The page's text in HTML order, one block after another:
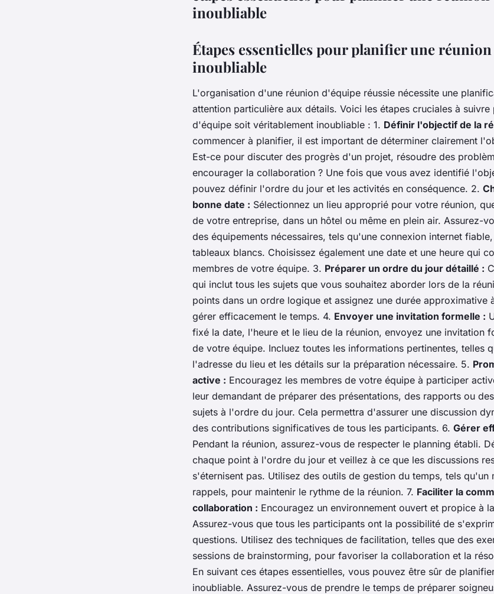
inoubliable
Étapes essentielles pour planifier une
inoubliable
L'organisation d'une réunion d'équipe réussie nécessite une
attention particulière aux détails. Voici les étapes cruciales à
d'équipe soit véritablement inoubliable : 1. Définir l'objectif de la
commencer à planifier, il est important de déterminer clairement
Est-ce pour discuter des progrès d'un projet, résoudre des
encourager la collaboration ? Une fois que vous avez identifié
pouvez définir l'ordre du jour et les activités en conséquence. 2.
bonne date : Sélectionnez un lieu approprié pour votre réunion,
de votre entreprise, dans un hôtel ou même en plein air. Assurez-
des équipements nécessaires, tels qu'une connexion internet
tableaux blancs. Choisissez également une date et une heure qui
membres de votre équipe. 3. Préparer un ordre du jour détaillé :
qui inclut tous les sujets que vous souhaitez aborder lors de la
points dans un ordre logique et assignez une durée approximative
gérer efficacement le temps. 4. Envoyer une invitation formelle :
fixé la date, l'heure et le lieu de la réunion, envoyez une invitation
de votre équipe. Incluez toutes les informations pertinentes, telles
l'adresse du lieu et les détails sur la préparation nécessaire. 5.
active : Encouragez les membres de votre équipe à participer
leur demandant de préparer des présentations, des rapports ou
sujets à l'ordre du jour. Cela permettra d'assurer une discussion
des contributions significatives de tous les participants. 6. Gérer
Pendant la réunion, assurez-vous de respecter le planning établi.
chaque point à l'ordre du jour et veillez à ce que les discussions
s'éternisent pas. Utilisez des outils de gestion du temps, tels qu'un
rappels, pour maintenir le rythme de la réunion. 7. Faciliter la
collaboration : Encouragez un environnement ouvert et propice à
Assurez-vous que tous les participants ont la possibilité de
questions. Utilisez des techniques de facilitation, telles que des
sessions de brainstorming, pour favoriser la collaboration et la
En suivant ces étapes essentielles, vous pouvez être sûr de
inoubliable. Assurez-vous de prendre le temps de préparer